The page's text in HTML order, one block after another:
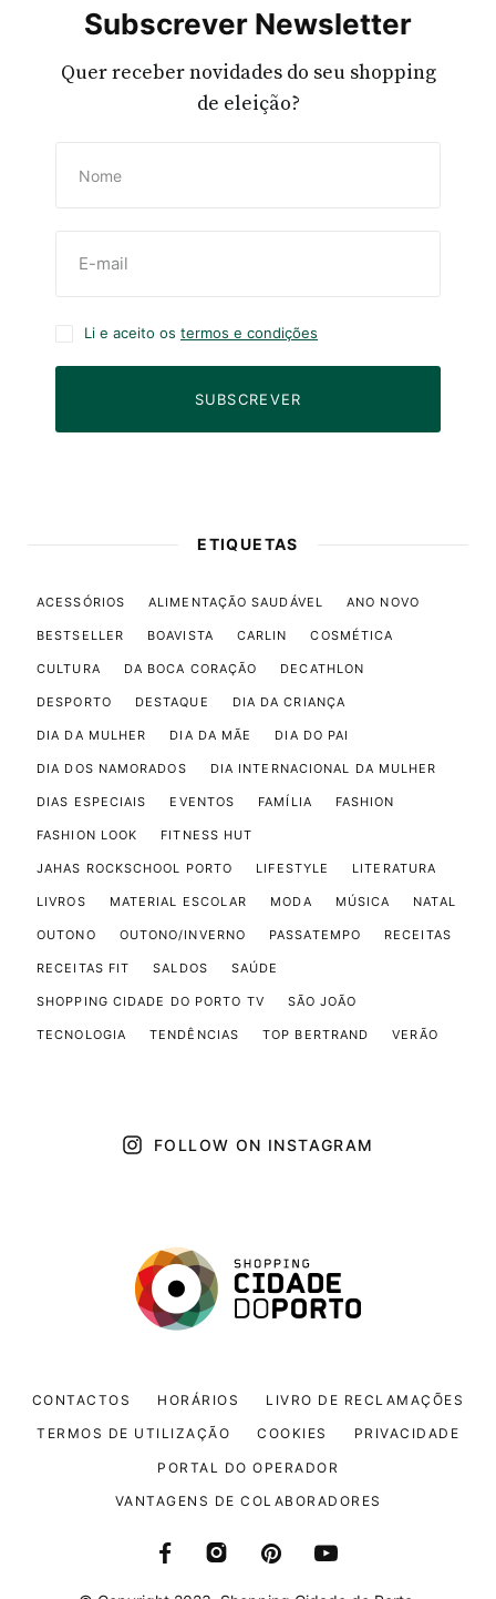
Subscrever Newsletter
Quer receber novidades do seu shopping
de eleição?
Li e aceito os termos e condições
SUBSCREVER
ETIQUETAS
ACESSÓRIOS ALIMENTAÇÃO SAUDÁVEL ANO NOVO
BESTSELLER BOAVISTA CARLIN COSMÉTICA
CULTURA DA BOCA CORAÇÃO DECATHLON
DESPORTO DESTAQUE DIA DA CRIANÇA
DIA DA MULHER DIA DA MÃE DIA DO PAI
DIA DOS NAMORADOS DIA INTERNACIONAL DA MULHER
DIAS ESPECIAIS EVENTOS FAMÍLIA FASHION
FASHION LOOK FITNESS HUT
JAHAS ROCKSCHOOL PORTO LIFESTYLE LITERATURA
LIVROS MATERIAL ESCOLAR MODA MÚSICA NATAL
OUTONO OUTONO/INVERNO PASSATEMPO RECEITAS
RECEITAS FIT SALDOS SAÚDE
SHOPPING CIDADE DO PORTO TV SÃO JOÃO
TECNOLOGIA TENDÊNCIAS TOP BERTRAND VERÃO
FOLLOW ON INSTAGRAM
CONTACTOS HORÁRIOS LIVRO DE RECLAMAÇÕES
TERMOS DE UTILIZAÇÃO COOKIES PRIVACIDADE
PORTAL DO OPERADOR
VANTAGENS DE COLABORADORES